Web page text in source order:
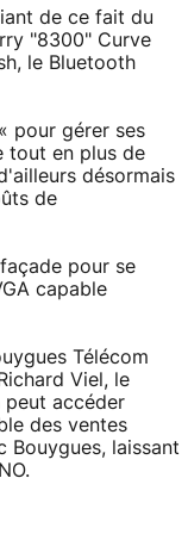
de ce fait du
"8300" Curve
le Bluetooth
pour gérer ses
tout en plus de
désormais
de
pour se
capable
Télécom
Viel, le
peut accéder
des ventes
Bouygues, laissant